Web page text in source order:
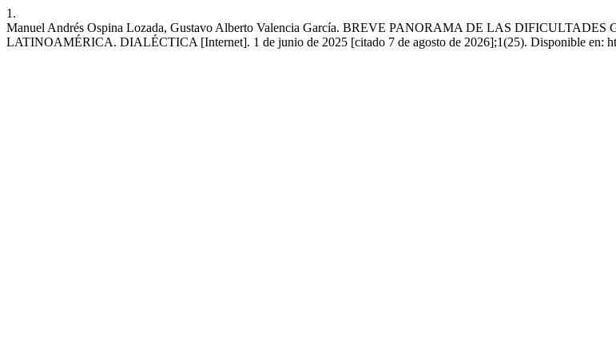
1.
Manuel Andrés Ospina Lozada, Gustavo Alberto Valencia García. BREVE PANORAMA DE LAS
LATINOAMÉRICA. DIALÉCTICA [Internet]. 1 de junio de 2025 [citado 7 de agosto de 2026];1(25). Disponible en: